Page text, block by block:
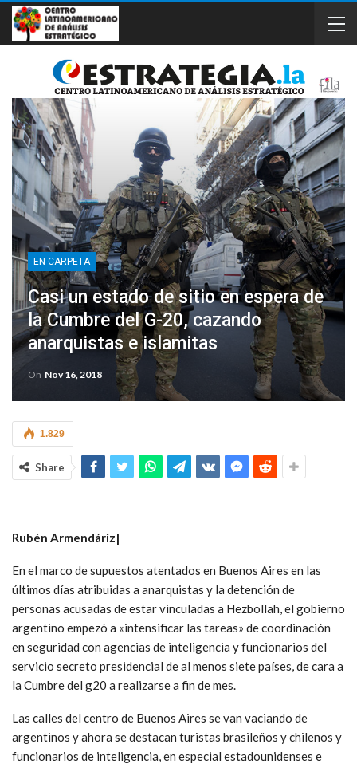
EN CARPETA
Casi un estado de sitio en espera de
la Cumbre del G-20, cazando
anarquistas e islamitas
On Nov 16, 2018
1.829
Share
Rubén Armendáriz|
En el marco de supuestos atentados en Buenos Aires en las
últimos días atribuidas a anarquistas y la detención de
personas acusadas de estar vinculadas a Hezbollah, el gobierno
argentino empezó a «intensificar las tareas» de coordinación
en seguridad con agencias de inteligencia y funcionarios del
servicio secreto presidencial de al menos siete países, de cara a
la Cumbre del g20 a realizarse a fin de mes.
Las calles del centro de Buenos Aires se van vaciando de
argentinos y ahora se destacan turistas brasileños y chilenos y
funcionarios de inteligencia, en especial estadounidenses e